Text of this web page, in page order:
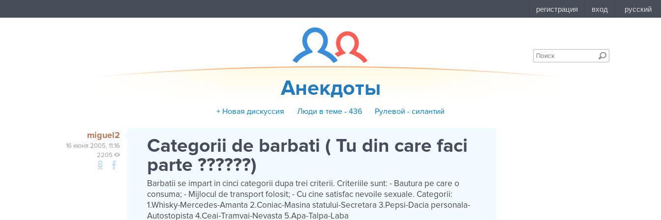
Анекдоты
+ Новая дискуссия Люди в теме - 436 Рулевой - силантий
miguel2
16 июня 2005, 11:16
2205
Categorii de barbati ( Tu din care faci
parte ??????)
Barbatii se impart in cinci categorii dupa trei criterii. Criteriile sunt: - Bautura pe care o
consuma; - Mijlocul de transport folosit; - Cu cine satisfac nevoile sexuale. Categorii:
1.Whisky-Mercedes-Amanta 2.Coniac-Masina statului-Secretara 3.Pepsi-Dacia personala-
Autostopista 4.Ceai-Tramvai-Nevasta 5.Apa-Talpa-Laba